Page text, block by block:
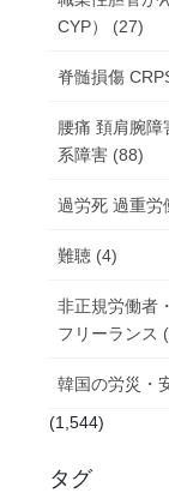
CYP） (27)
脊髄損傷
腰痛 頚肩腕
系障害 (88)
過労死 過重労
難聴 (4)
非正規労働者
フリーランス
韓国の労災・
(1,544)
タグ